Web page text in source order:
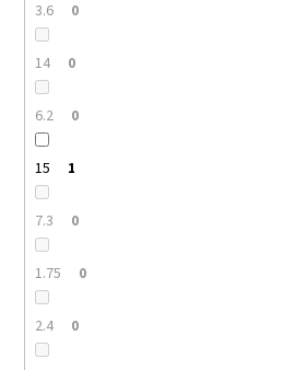
3.6 0
14 0
6.2 0
15 1
7.3 0
1.75 0
2.4 0